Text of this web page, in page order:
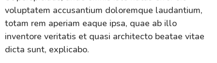
voluptatem accusantium doloremque laudantium,
totam rem aperiam eaque ipsa, quae ab illo
inventore veritatis et quasi architecto beatae vitae
dicta sunt, explicabo.